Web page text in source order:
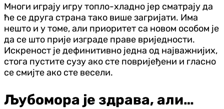
Многи играју игру топло-хладно јер сматрају да
ће се друга страна тако више загријати. Има
нешто и у томе, али приоритет са новом особом је
да се што прије изграде праве вриједности.
Искреност је дефинитивно једна од најважнијих,
стога пустите сузу ако сте повријеђени и гласно
се смијте ако сте весели.
Љубомора је здрава, али…